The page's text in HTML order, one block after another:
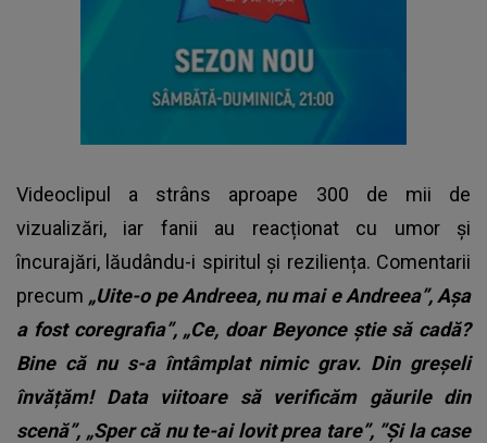
Videoclipul a strâns aproape 300 de mii de
vizualizări, iar fanii au reacționat cu umor și
încurajări, lăudându-i spiritul și reziliența. Comentarii
precum „Uite-o pe Andreea, nu mai e Andreea”, Așa
a fost coregrafia”, „Ce, doar Beyonce știe să cadă?
Bine că nu s-a întâmplat nimic grav. Din greșeli
învățăm! Data viitoare să verificăm găurile din
scenă”, „Sper că nu te-ai lovit prea tare”, ”Și la case